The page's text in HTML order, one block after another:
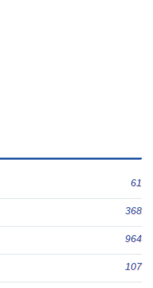
61
368
964
107